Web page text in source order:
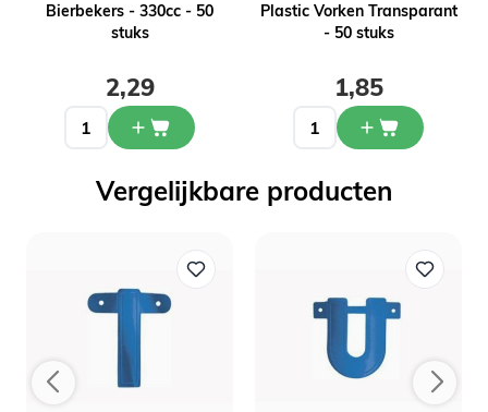
Bierbekers - 330cc - 50
stuks
2,29
Plastic Vorken Transparant
- 50 stuks
1,85
Vergelijkbare producten